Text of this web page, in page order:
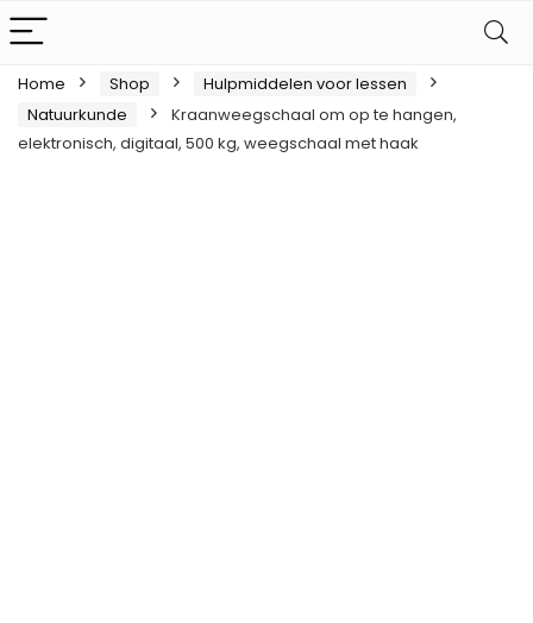
Home Shop
Hulpmiddelen voor lessen
Natuurkunde
Kraanweegschaal om op te hangen,
elektronisch, digitaal, 500 kg, weegschaal met haak